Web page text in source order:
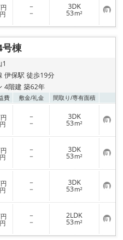
－
－
3DK
53m² お
気
に
り
棟
伊保駅 徒歩19分
4階建 築62年
費 敷金/礼金 間取り/専有面積
－
－
3DK
53m² お
気
に
入
り
登
録
－
－
3DK
53m² お
気
に
入
り
登
録
－
－
3DK
53m² お
気
に
入
り
登
録
－
－
2LDK
53m² お
気
に